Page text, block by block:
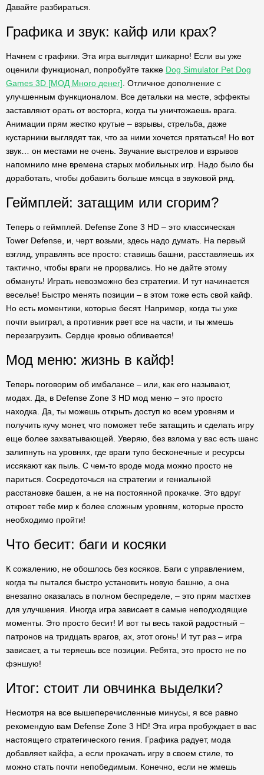
Давайте разбираться.
Графика и звук: кайф или крах?
Начнем с графики. Эта игра выглядит шикарно! Если вы уже
оценили функционал, попробуйте также Dog Simulator Pet Dog
Games 3D [МОД Много денег] . Отличное дополнение с
улучшенным функционалом. Все детальки на месте, эффекты
заставляют орать от восторга, когда ты уничтожаешь врага.
Анимации прям жестко крутые – взрывы, стрельба, даже
кустарники выглядят так, что за ними хочется прятаться! Но вот
звук… он местами не очень. Звучание выстрелов и взрывов
напомнило мне времена старых мобильных игр. Надо было бы
доработать, чтобы добавить больше мясца в звуковой ряд.
Геймплей: затащим или сгорим?
Теперь о геймплей. Defense Zone 3 HD – это классическая
Tower Defense, и, черт возьми, здесь надо думать. На первый
взгляд, управлять все просто: ставишь башни, расставляешь их
тактично, чтобы враги не прорвались. Но не дайте этому
обмануть! Играть невозможно без стратегии. И тут начинается
веселье! Быстро менять позиции – в этом тоже есть свой кайф.
Но есть моментики, которые бесят. Например, когда ты уже
почти выиграл, а противник рвет все на части, и ты жмешь
перезагрузить. Сердце кровью обливается!
Мод меню: жизнь в кайф!
Теперь поговорим об имбалансе – или, как его называют,
модах. Да, в Defense Zone 3 HD мод меню – это просто
находка. Да, ты можешь открыть доступ ко всем уровням и
получить кучу монет, что поможет тебе затащить и сделать игру
еще более захватывающей. Уверяю, без взлома у вас есть шанс
залипнуть на уровнях, где враги тупо бесконечные и ресурсы
иссякают как пыль. С чем-то вроде мода можно просто не
париться. Сосредоточься на стратегии и гениальной
расстановке башен, а не на постоянной прокачке. Это вдруг
откроет тебе мир к более сложным уровням, которые просто
необходимо пройти!
Что бесит: баги и косяки
К сожалению, не обошлось без косяков. Баги с управлением,
когда ты пытался быстро установить новую башню, а она
внезапно оказалась в полном беспределе, – это прям мастхев
для улучшения. Иногда игра зависает в самые неподходящие
моменты. Это просто бесит! И вот ты весь такой радостный –
патронов на тридцать врагов, ах, этот огонь! И тут раз – игра
зависает, а ты теряешь все позиции. Ребята, это просто не по
фэншую!
Итог: стоит ли овчинка выделки?
Несмотря на все вышеперечисленные минусы, я все равно
рекомендую вам Defense Zone 3 HD! Эта игра пробуждает в вас
настоящего стратегического гения. Графика радует, мода
добавляет кайфа, а если прокачать игру в своем стиле, то
можно стать почти непобедимым. Конечно, если не жмешь